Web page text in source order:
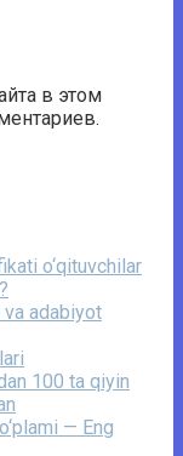
в этом
o‘qituvchilar
adabiyot
100 ta qiyin
— Eng